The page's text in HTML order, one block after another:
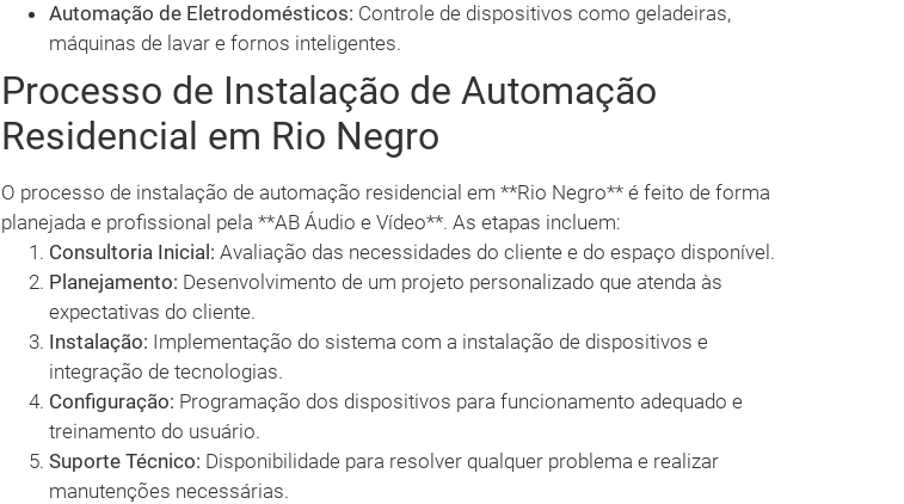
Automação de Eletrodomésticos: Controle de dispositivos como geladeiras,
máquinas de lavar e fornos inteligentes.
Processo de Instalação de Automação
Residencial em Rio Negro
O processo de instalação de automação residencial em **Rio Negro** é feito de forma
planejada e profissional pela **AB Áudio e Vídeo**. As etapas incluem:
Consultoria Inicial: Avaliação das necessidades do cliente e do espaço disponível.
Planejamento: Desenvolvimento de um projeto personalizado que atenda às
expectativas do cliente.
Instalação: Implementação do sistema com a instalação de dispositivos e
integração de tecnologias.
Configuração: Programação dos dispositivos para funcionamento adequado e
treinamento do usuário.
Suporte Técnico: Disponibilidade para resolver qualquer problema e realizar
manutenções necessárias.